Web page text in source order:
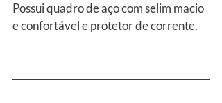
Possui quadro de aço com selim macio
e confortável e protetor de corrente.